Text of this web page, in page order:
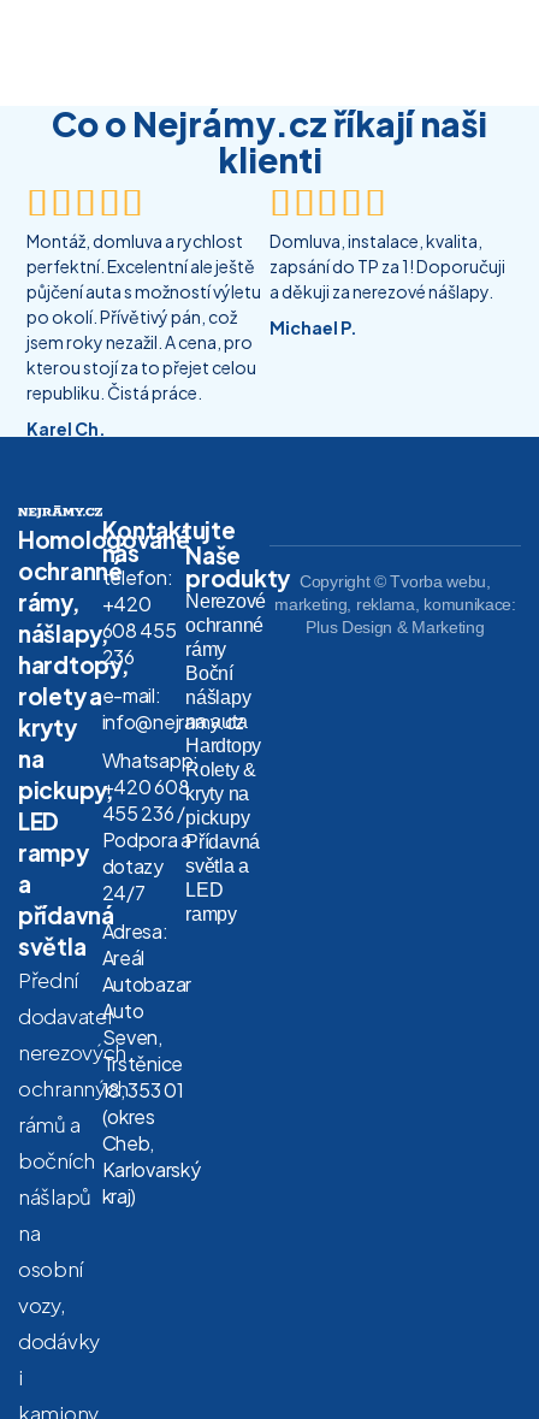
Co o Nejrámy.cz říkají naši
klienti

Montáž, domluva a rychlost
perfektní. Excelentní ale ještě
půjčení auta s možností výletu
po okolí. Přívětivý pán, což
jsem roky nezažil. A cena, pro
kterou stojí za to přejet celou
republiku. Čistá práce.
Karel Ch.

Domluva, instalace, kvalita,
zapsání do TP za 1! Doporučuji
a děkuji za nerezové nášlapy.
Michael P.
Homologované
ochranné
rámy,
nášlapy,
hardtopy,
rolety a
kryty
na
pickupy,
LED
rampy
a
přídavná
světla
Přední
dodavatel
nerezových
ochranných
rámů a
bočních
nášlapů
na
osobní
vozy,
dodávky
i
kamiony.
Kontaktujte
nás
telefon:
+420
608 455
236
e-mail:
info@nejramy.cz
Whatsapp:
+420 608
455 236 /
Podpora a
dotazy
24/7
Adresa:
Areál
Autobazar
Auto
Seven,
Trstěnice
18, 353 01
(okres
Cheb,
Karlovarský
kraj)
Naše
produkty
Nerezové
ochranné
rámy
Boční
nášlapy
na auta
Hardtopy
Rolety &
kryty na
pickupy
Přídavná
světla a
LED
rampy
Copyright © Tvorba webu,
marketing, reklama, komunikace:
Plus Design & Marketing